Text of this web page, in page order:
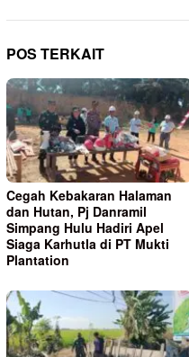
POS TERKAIT
Cegah Kebakaran Halaman
dan Hutan, Pj Danramil
Simpang Hulu Hadiri Apel
Siaga Karhutla di PT Mukti
Plantation